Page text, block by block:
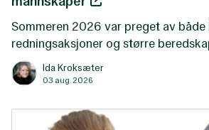
Sommeren 2026 var preget av
redningsaksjoner og større
Norsk Folkehjelps frivillige
Ida Kroksæter
03 aug. 2026